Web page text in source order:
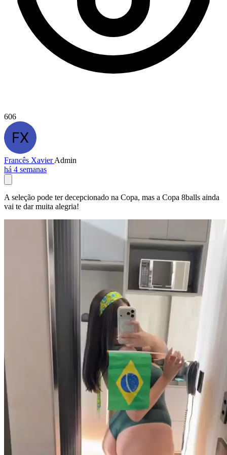
606
Francês XavierAdmin
há 4 semanas
A seleção pode ter decepcionado na Copa, mas a Copa 8balls ainda
vai te dar muita alegria!